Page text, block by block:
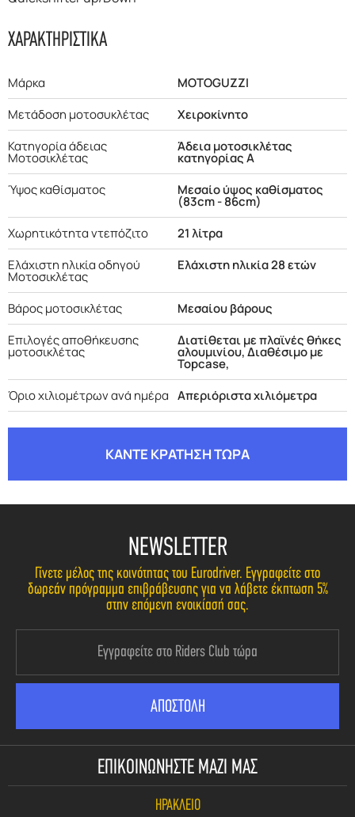
ΧΑΡΑΚΤΗΡΙΣΤΙΚΑ
Μάρκα
MOTOGUZZI
Μετάδοση μοτοσυκλέτας
Χειροκίνητο
Κατηγορία άδειας
Μοτοσικλέτας
Άδεια μοτοσικλέτας
κατηγορίας Α
Ύψος καθίσματος
Μεσαίο ύψος καθίσματος
(83cm - 86cm)
Χωρητικότητα ντεπόζιτο
21 λίτρα
Ελάχιστη ηλικία οδηγού
Μοτοσικλέτας
Ελάχιστη ηλικία 28 ετών
Βάρος μοτοσικλέτας
Μεσαίου βάρους
Επιλογές αποθήκευσης
μοτοσικλέτας
Διατίθεται με πλαϊνές θήκες
αλουμινίου, Διαθέσιμο με
Topcase,
Όριο χιλιομέτρων ανά ημέρα Απεριόριστα χιλιόμετρα
ΚΑΝΤΕ ΚΡΑΤΗΣΗ ΤΩΡΑ
NEWSLETTER
Γίνετε μέλος της κοινότητας του Eurodriver. Εγγραφείτε στο
δωρεάν πρόγραμμα επιβράβευσης για να λάβετε έκπτωση 5%
στην επόμενη ενοικίασή σας.
ΕΠΙΚΟΙΝΩΝΗΣΤΕ ΜΑΖΙ ΜΑΣ
ΗΡΆΚΛΕΙΟ